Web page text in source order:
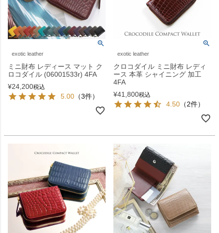
exotic leather
ミニ財布 レディース マット ク
ロコダイル (06001533r) 4FA
¥24,200税込
5.00 （3件）
exotic leather
クロコダイル ミニ財布 レディ
ース 本革 シャイニング 加工
4FA
¥41,800税込
4.50 （2件）